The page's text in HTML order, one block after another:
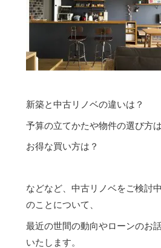
新築と中古リノベの違いは？
予算の立てかたや物件の選び方
お得な買い方は？
などなど、中古リノベをご検討
のことについて、
最近の世間の動向やローンのお
いたします。